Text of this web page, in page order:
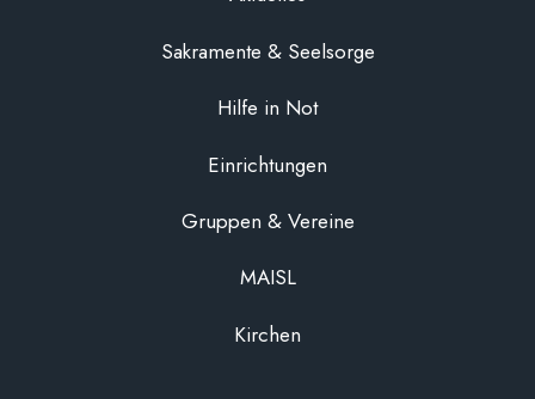
Sakramente & Seelsorge
Hilfe in Not
Einrichtungen
Gruppen & Vereine
MAISL
Kirchen